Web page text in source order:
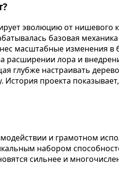
эволюцию от
базовая
масштабные изменения
расширении лора и
глубже настраивать
проекта
и грамотном
набором
сильнее и